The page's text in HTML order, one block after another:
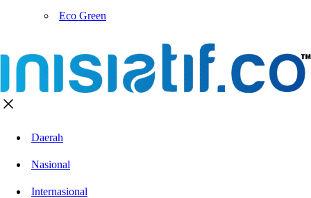
Eco Green
Daerah
Nasional
Internasional